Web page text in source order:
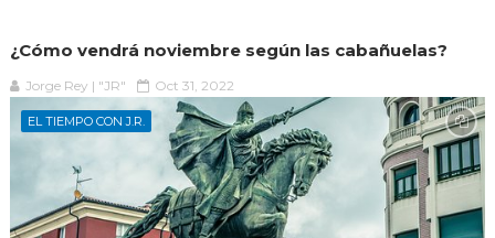
¿Cómo vendrá noviembre según las cabañuelas?
Jorge Rey | "JR" Oct 31, 2022
EL TIEMPO CON J.R.